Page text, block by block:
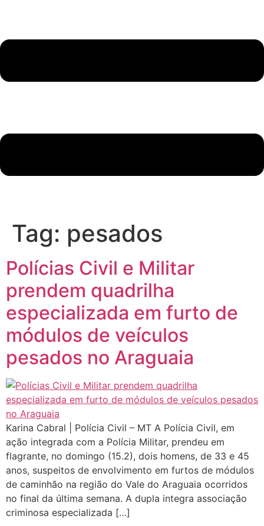
Tag: pesados
Polícias Civil e Militar
prendem quadrilha
especializada em furto de
módulos de veículos
pesados no Araguaia
Karina Cabral | Polícia Civil – MT A Polícia Civil, em
ação integrada com a Polícia Militar, prendeu em
flagrante, no domingo (15.2), dois homens, de 33 e 45
anos, suspeitos de envolvimento em furtos de módulos
de caminhão na região do Vale do Araguaia ocorridos
no final da última semana. A dupla integra associação
criminosa especializada […]